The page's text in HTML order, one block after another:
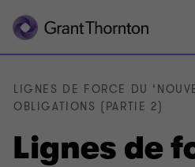
Lignes de
LIGNES DE FORCE DU
OBLIGATIONS (PARTIE 2)